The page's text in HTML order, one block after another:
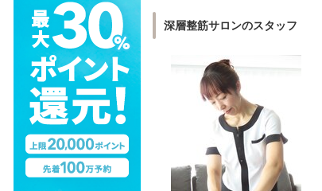
深層整筋サロンのスタッフ